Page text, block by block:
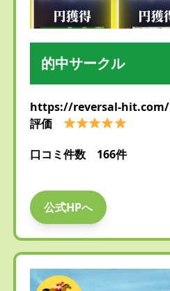
的中サークル
https://reversal-hit.com/
評価
口コミ件数 166件
公式HPへ